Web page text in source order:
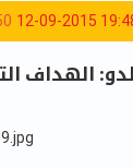
12-09-2015
الهداف